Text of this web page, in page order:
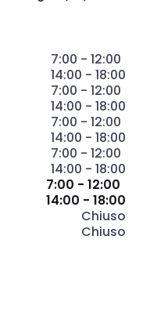
7:00 - 12:00
14:00 - 18:00
7:00 - 12:00
14:00 - 18:00
7:00 - 12:00
14:00 - 18:00
7:00 - 12:00
14:00 - 18:00
7:00 - 12:00
14:00 - 18:00
Chiuso
Chiuso